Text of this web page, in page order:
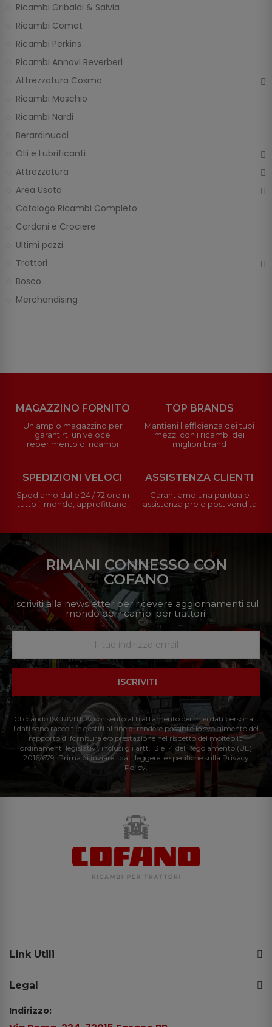
Ricambi Gribaldi & Salvia
Ricambi Comet
Ricambi Perkins
Ricambi Annovi Reverberi
Attrezzatura Cosmo
Ricambi Maschio
Ricambi Nardi
Berardinucci
Olii e Lubrificanti
Attrezzatura
Area Usato
Catalogo Ricambi Completo
Cardani e Crociere
Ultimi pezzi
Trattori
Bosco
Merchandising
MAGAZZINO FORNITO
Un ampio magazzino per
garantirti un veloce
reperimento di ricambi
TOP BRANDS
Mantieni l'efficienza dei tuoi
mezzi con i ricambi dei
migliori brand
SPEDIZIONI VELOCI
Spediamo dalle 24 / 72 ore in
tutto il mondo, approfittane!
ASSISTENZA CLIENTI
Garantiamo una puntuale
assistenza pre e post vendita
RIMANI CONNESSO CON
COFANO
Iscriviti alla newsletter per ricevere aggiornamenti sul
mondo dei ricambi per trattori!
ISCRIVITI
Cliccando ISCRIVITI: Acconsento al trattamento dei miei dati personali.
I dati sono raccolti e gestiti al fine di rendere possibile lo svolgimento del
rapporto di fornitura e/o prestazione nel rispetto dei molteplici
ordinamenti legislativi, inclusi gli artt. 13 e 14 del Regolamento (UE)
2016/679. Prima di inviare i dati leggere le specifiche sulla Privacy
Policy.
Link Utili
Legal
Indirizzo: